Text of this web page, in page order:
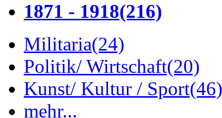
1871 - 1918(216)
Militaria(24)
Politik/ Wirtschaft(20)
Kunst/ Kultur / Sport(46)
mehr...